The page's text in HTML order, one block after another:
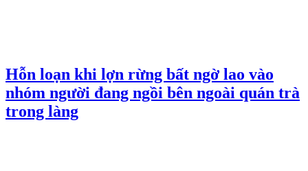
Hỗn loạn khi lợn rừng bất ngờ lao vào
nhóm người đang ngồi bên ngoài quán trà
trong làng